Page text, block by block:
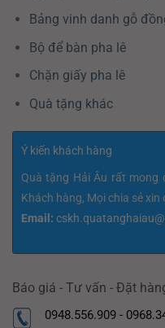
Bảng vinh danh gỗ
Bộ để bàn pha lê
Chặn giấy pha lê
Quà tặng khác
Ý kiến khách hàng
Quà tặng Hải Âu rất
Khách hàng, Mọi chia sẻ xin
Email:
Báo giá - Tư vấn - Đặt
0948.556.909 -